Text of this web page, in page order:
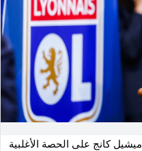
كانج على الحصة الأغلبية